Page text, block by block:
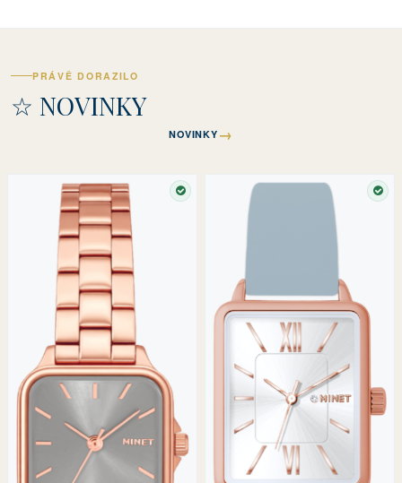
PRÁVĚ DORAZILO
☆ NOVINKY
NOVINKY →
SKLADEM